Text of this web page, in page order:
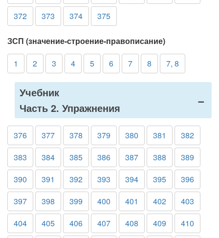
372
373 374 375
ЗСП (значение-строение-правописание)
1
2 3 4 5 6 7 8 7, 8
Учебник
Часть 2. Упражнения
376 377 378 379 380 381
382
383
384 385 386 387 388
389
390
391 392 393 394 395
396
397
398 399 400 401 402
403
404
405 406 407 408 409 410